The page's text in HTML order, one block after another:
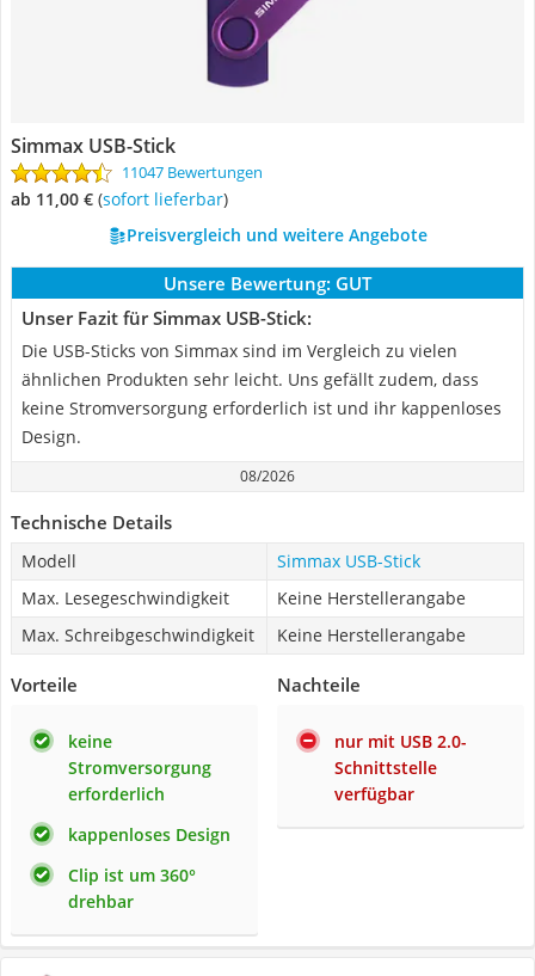
Simmax USB-Stick
11047 Bewertungen
ab 11,00 € ( Sofort lieferbar)
Preisvergleich und weitere Angebote
Unsere Bewertung: GUT
Unser Fazit für Simmax USB-Stick:
Die USB-Sticks von Simmax sind im Vergleich zu vielen
ähnlichen Produkten sehr leicht. Uns gefällt zudem, dass
keine Stromversorgung erforderlich ist und ihr kappenloses
Design.
08/2026
Technische Details
Modell
Simmax USB-Stick
Max. Lesegeschwindigkeit
Keine Herstellerangabe
Max. Schreibgeschwindigkeit
Keine Herstellerangabe
Vorteile
keine
Stromversorgung
erforderlich
kappenloses Design
Clip ist um 360°
drehbar
Nachteile
nur mit USB 2.0-
Schnittstelle
verfügbar